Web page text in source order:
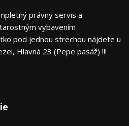
právny servis a
vybavením
pod jednou strechou nájdete u
Hlavná 23 (Pepe pasáž) !!!